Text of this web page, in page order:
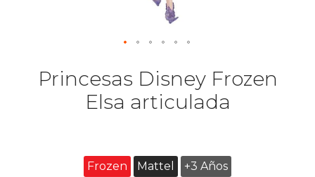
Princesas Disney Frozen
Elsa articulada
Frozen Mattel +3 Años